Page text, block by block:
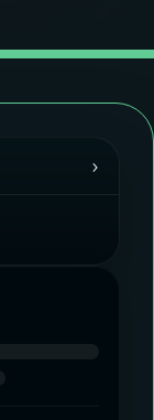
›